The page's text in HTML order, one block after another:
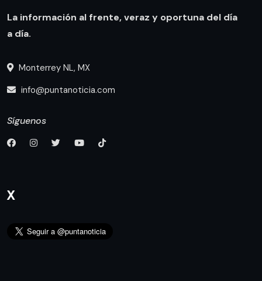
La información al frente, veraz y oportuna del día
a día.
Monterrey NL, MX
info@puntanoticia.com
Síguenos
X